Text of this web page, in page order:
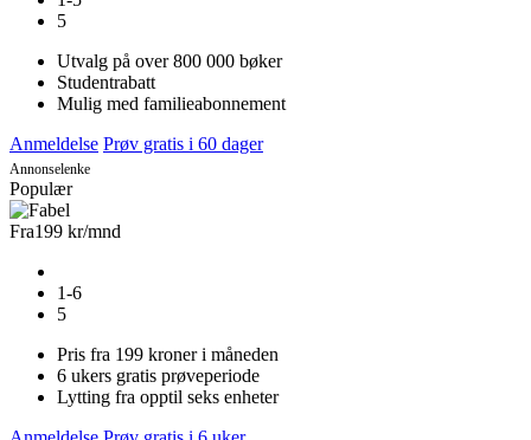
5
Utvalg på over 800 000 bøker
Studentrabatt
Mulig med familieabonnement
Anmeldelse Prøv gratis i 60 dager
Annonselenke
Populær
Fra199 kr/mnd
1-6
5
Pris fra 199 kroner i måneden
6 ukers gratis prøveperiode
Lytting fra opptil seks enheter